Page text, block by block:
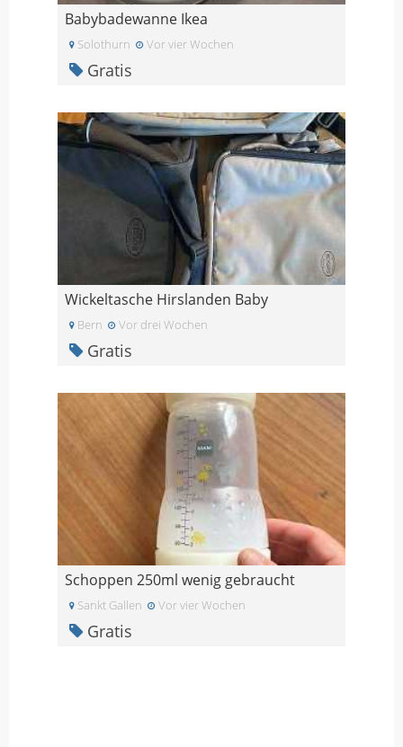
Babybadewanne Ikea
Solothurn Vor vier Wochen
Gratis
Wickeltasche Hirslanden Baby
Bern Vor drei Wochen
Gratis
Schoppen 250ml wenig gebraucht
Sankt Gallen Vor vier Wochen
Gratis